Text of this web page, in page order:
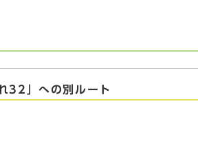
32」への別ルート